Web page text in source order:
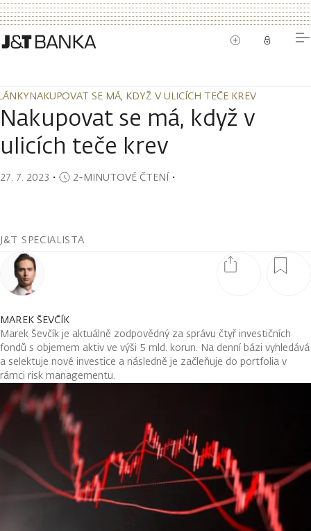
NAKUPOVAT SE MÁ, KDYŽ V ULICÍCH TEČE KREV
NAKUPOVAT SE MÁ, KDYŽ V ULICÍCH TEČE KREV
Nakupovat se má, když v
ulicích teče krev
27. 7. 2023 ・ 2-MINUTOVÉ ČTENÍ・
J&T SPECIALISTA
MAREK ŠEVČÍK
Marek Ševčík je aktuálně zodpovědný za správu čtyř investičních
fondů s objemem aktiv ve výši 5 mld. korun. Na denní bázi vyhledává
a selektuje nové investice a následně je začleňuje do portfolia v
rámci risk managementu.